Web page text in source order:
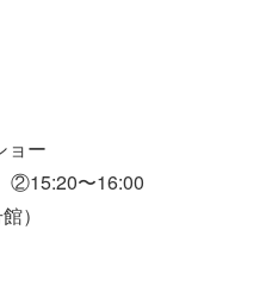
ョー
〜16:00
）